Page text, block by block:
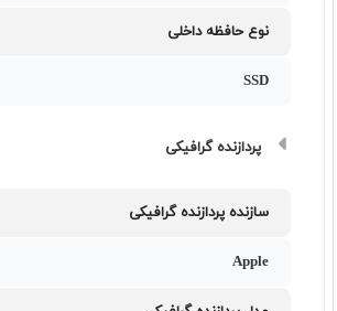
نوع حافظه داخلی
SSD
پردازنده گرافیکی
سازنده پردازنده گرافیکی
Apple